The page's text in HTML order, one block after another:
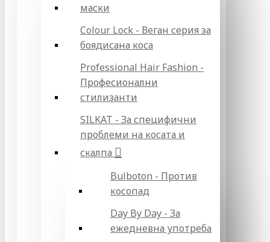
маски
Colour Lock - Веган серия за
боядисана коса
Professional Hair Fashion -
Професионални
стилизанти
SILKAT - За специфични
проблеми на косата и
скалпа
Bulboton - Против
косопад
Day By Day - За
ежедневна употреба